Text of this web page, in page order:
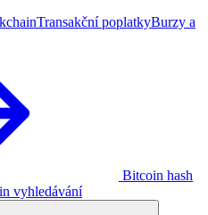
Transakční poplatkyBurzy a
Bitcoin hash
vyhledávání